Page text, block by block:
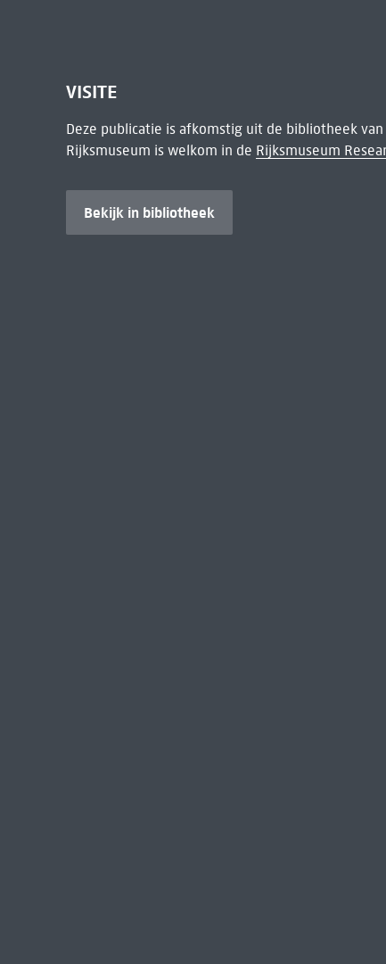
VISITE
Deze publicatie is afkomstig uit de bibliotheek
Rijksmuseum is welkom in de Rijksmuseum
Bekijk in bibliotheek